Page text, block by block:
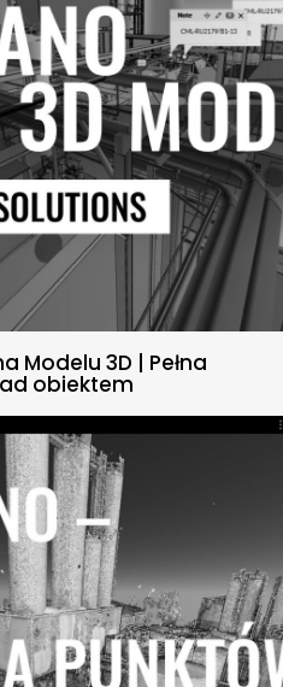
Modelu 3D | Pełna
obiektem